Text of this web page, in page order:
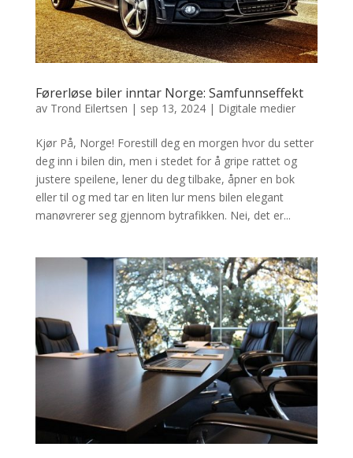
Førerløse biler inntar Norge: Samfunnseffekt
av Trond Eilertsen | sep 13, 2024| Digitale medier
Kjør På, Norge! Forestill deg en morgen hvor du setter
deg inn i bilen din, men i stedet for å gripe rattet og
justere speilene, lener du deg tilbake, åpner en bok
eller til og med tar en liten lur mens bilen elegant
manøvrerer seg gjennom bytrafikken. Nei, det er...